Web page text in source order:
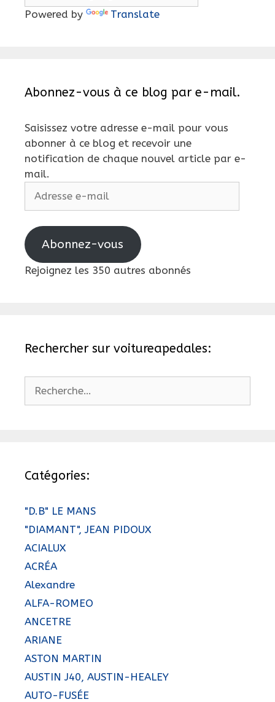
Powered by Translate
Abonnez-vous à ce blog par e-mail.
Saisissez votre adresse e-mail pour vous
abonner à ce blog et recevoir une
notification de chaque nouvel article par e-
mail.
e-
Abonnez-vous
Rejoignez les 350 autres abonnés
Rechercher sur voitureapedales:
Catégories:
"D.B" LE MANS
"DIAMANT", JEAN PIDOUX
ACIALUX
ACRÉA
Alexandre
ALFA-ROMEO
ANCETRE
ARIANE
ASTON MARTIN
AUSTIN J40, AUSTIN-HEALEY
AUTO-FUSÉE